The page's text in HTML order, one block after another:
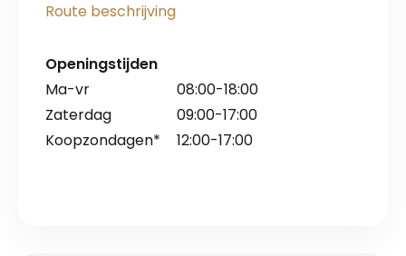
Route beschrijving
Openingstijden
Ma-vr
08:00-18:00
Zaterdag
09:00-17:00
Koopzondagen*
12:00-17:00